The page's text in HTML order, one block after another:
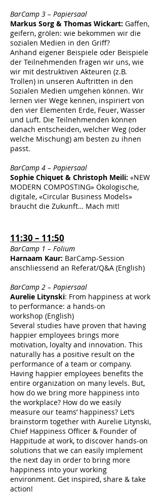
BarCamp 3 – Papiersaal
Markus Sorg & Thomas Wickart: Gaffen,
geifern, grölen: wie bekommen wir die
sozialen Medien in den Griff?
Anhand eigener Beispiele oder Beispiele
der Teilnehmenden fragen wir uns, wie
wir mit destruktiven Akteuren (z.B.
Trollen) in unseren Auftritten in den
Sozialen Medien umgehen können. Wir
lernen vier Wege kennen, inspiriert von
den vier Elementen Erde, Feuer, Wasser
und Luft. Die Teilnehmenden können
danach entscheiden, welcher Weg (oder
welche Mischung) am besten zu ihnen
passt.
BarCamp 4 – Papiersaal
Sophie Chiquet & Christoph Meili: «NEW
MODERN COMPOSTING» Ökologische,
digitale, «Circular Business Models»
braucht die Zukunft… Mach mit!
11:30 – 11:50
BarCamp 1 – Folium
Harnaam Kaur: BarCamp-Session
anschliessend an Referat/Q&A (English)
BarCamp 2 – Papiersaal
Aurelie Litynski: From happiness at work
to performance: a hands-on
workshop (English)
Several studies have proven that having
happier employees brings more
motivation, loyalty and innovation. This
naturally has a positive result on the
performance of a team or company.
Having happier employees benefits the
entire organization on many levels. But,
how do we bring more happiness into
the workplace? How do we easily
measure our teams’ happiness? Let‘s
brainstorm together with Aurelie Litynski,
Chief Happiness Officer & Founder of
Happitude at work, to discover hands-on
solutions that we can easily implement
the next day in order to bring more
happiness into your working
environment. Get inspired, share & take
action!